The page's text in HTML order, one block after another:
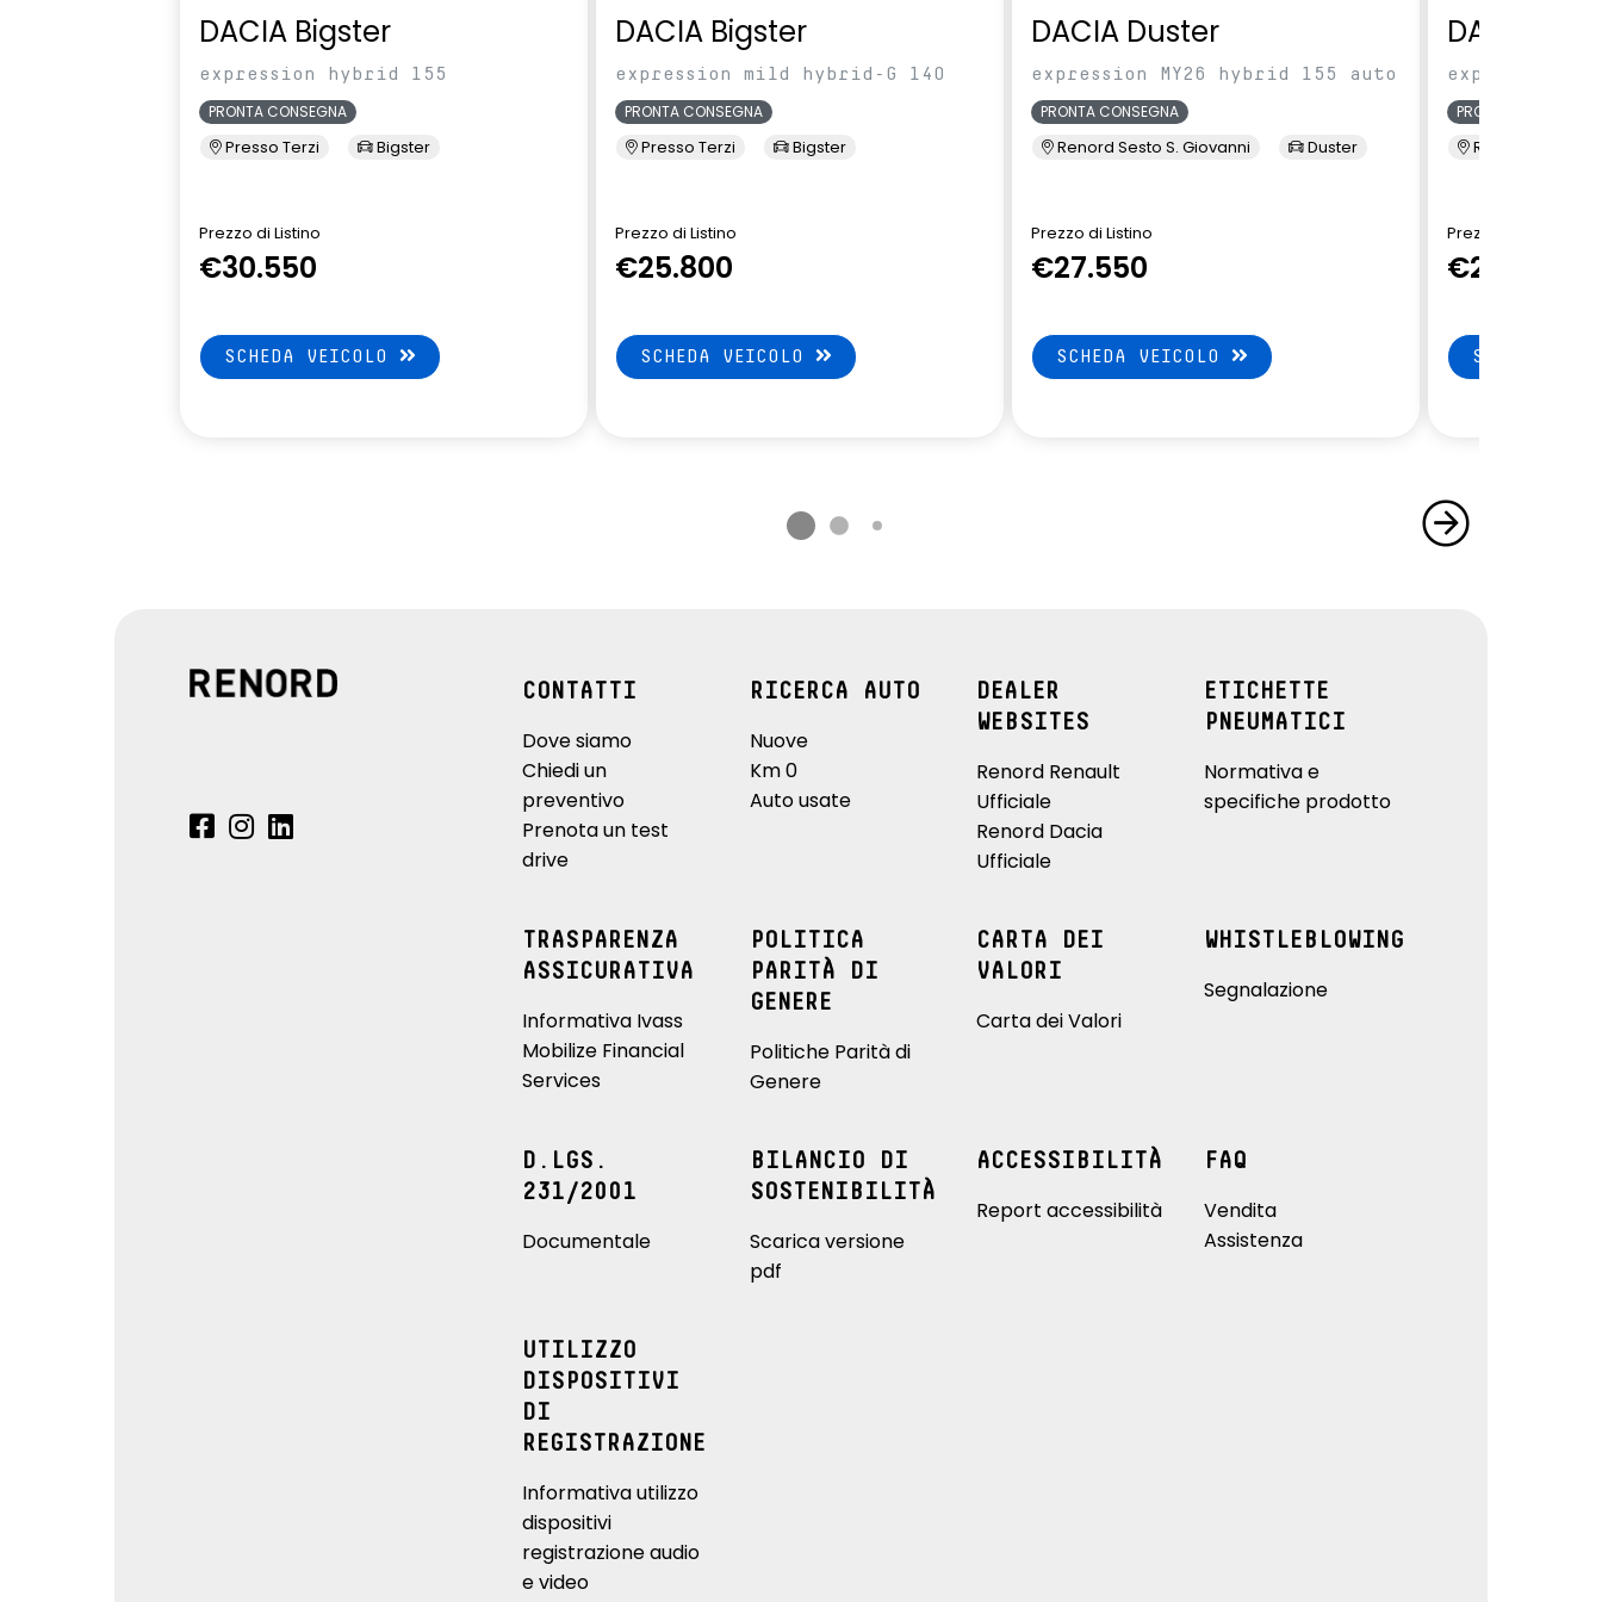
pressione pneumatici indiretto
attiva
sistema multimediale openR link
10.4" con Google integrato
volante in pelle
DACIA Bigster
expression hybrid 155
PRONTA CONSEGNA
Presso Terzi Bigster
Prezzo di Listino
€30.550
SCHEDA VEICOLO
DACIA Bigster
expression mild hybrid-G 140
PRONTA CONSEGNA
Presso Terzi Bigster
Prezzo di Listino
€25.800
SCHEDA VEICOLO
DACIA Duster
expression MY26 hybrid 155 auto
PRONTA CONSEGNA
Renord Sesto S. Giovanni Duster
Prezzo di Listino
€27.550
SCHEDA VEICOLO
DACIA
expression
PRONTA CONSEGNA
Renord Sesto S.
Prezzo di Listino
€27.550
SCHEDA
CONTATTI
Dove siamo
Chiedi un
preventivo
Prenota un test
drive
RICERCA AUTO
Nuove
Km 0
Auto usate
DEALER
WEBSITES
Renord Renault
Ufficiale
Renord Dacia
Ufficiale
ETICHETTE
PNEUMATICI
Normativa e
specifiche prodotto
TRASPARENZA
ASSICURATIVA
Informativa Ivass
Mobilize Financial
Services
POLITICA
PARITÀ DI
GENERE
Politiche Parità di
Genere
CARTA DEI
VALORI
Carta dei Valori
WHISTLEBLOWING
Segnalazione
D.LGS.
231/2001
Documentale
BILANCIO DI
SOSTENIBILITÀ
Scarica versione
pdf
ACCESSIBILITÀ
Report accessibilità
FAQ
Vendita
Assistenza
UTILIZZO
DISPOSITIVI
DI
REGISTRAZIONE
Informativa utilizzo
dispositivi
registrazione audio
e video